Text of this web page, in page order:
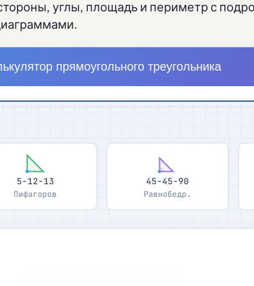
углы, площадь и периметр с
прямоугольного треугольника
5-12-13
Пифагоров
45-45-90
Равнобедр.